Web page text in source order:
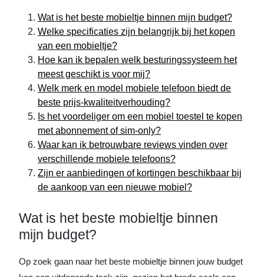
Wat is het beste mobieltje binnen mijn budget?
Welke specificaties zijn belangrijk bij het kopen
van een mobieltje?
Hoe kan ik bepalen welk besturingssysteem het
meest geschikt is voor mij?
Welk merk en model mobiele telefoon biedt de
beste prijs-kwaliteitverhouding?
Is het voordeliger om een mobiel toestel te kopen
met abonnement of sim-only?
Waar kan ik betrouwbare reviews vinden over
verschillende mobiele telefoons?
Zijn er aanbiedingen of kortingen beschikbaar bij
de aankoop van een nieuwe mobiel?
Wat is het beste mobieltje binnen
mijn budget?
Op zoek gaan naar het beste mobieltje binnen jouw budget